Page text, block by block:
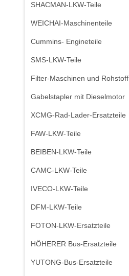
SHACMAN-LKW-Teile
WEICHAI-Maschinenteile
Cummins- Engineteile
SMS-LKW-Teile
Filter-Maschinen und Rohstoff
Gabelstapler mit Dieselmotor
XCMG-Rad-Lader-Ersatzteile
FAW-LKW-Teile
BEIBEN-LKW-Teile
CAMC-LKW-Teile
IVECO-LKW-Teile
DFM-LKW-Teile
FOTON-LKW-Ersatzteile
HÖHERER Bus-Ersatzteile
YUTONG-Bus-Ersatzteile